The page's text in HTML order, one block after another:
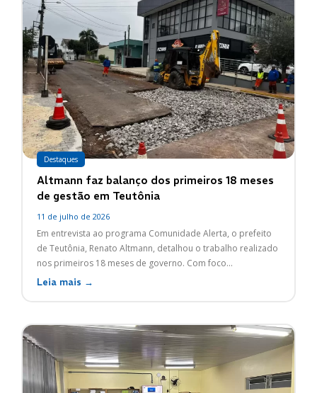
Destaques
Altmann faz balanço dos primeiros 18 meses
de gestão em Teutônia
11 de julho de 2026
Em entrevista ao programa Comunidade Alerta, o prefeito
de Teutônia, Renato Altmann, detalhou o trabalho realizado
nos primeiros 18 meses de governo. Com foco...
Leia mais →